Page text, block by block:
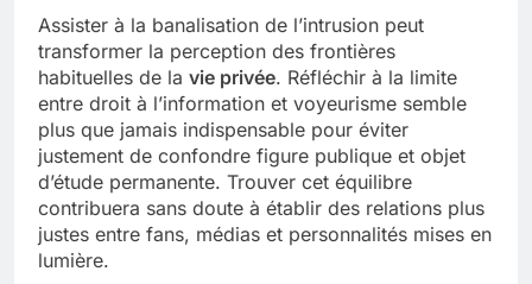
Assister à la banalisation de l’intrusion peut
transformer la perception des frontières
habituelles de la vie privée. Réfléchir à la limite
entre droit à l’information et voyeurisme semble
plus que jamais indispensable pour éviter
justement de confondre figure publique et objet
d’étude permanente. Trouver cet équilibre
contribuera sans doute à établir des relations plus
justes entre fans, médias et personnalités mises en
lumière.